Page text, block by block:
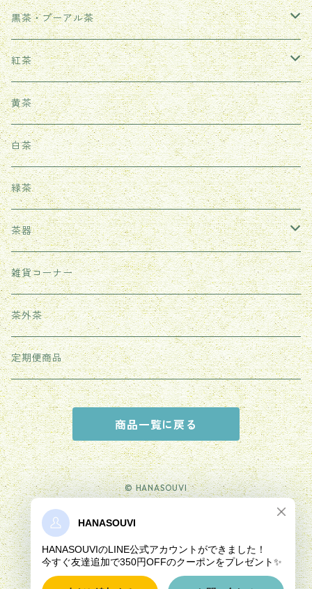
武夷岩茶
鳳凰単叢
鉄観音
台湾ウーロン茶
黒茶・プーアル茶
生茶
熟茶
紅茶
武夷紅茶
雲南紅茶
祁門紅茶（世界三大紅茶の一つ）
黄茶
白茶
緑茶
茶器
耐熱ガラス茶器
紫砂茶壺
その他
雑貨コーナー
茶外茶
定期便商品
商品一覧に戻る
© HANASOUVI